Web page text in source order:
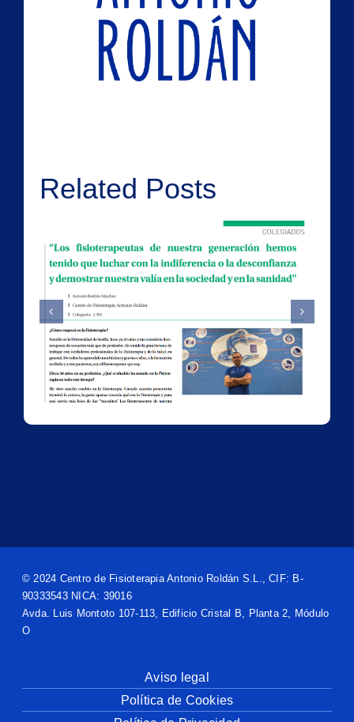
Related Posts
© 2024 Centro de Fisioterapia Antonio Roldán S.L., CIF: B-
90333543 NICA: 39016
Avda. Luis Montoto 107-113, Edificio Cristal B, Planta 2, Módulo
O
Aviso legal
Política de Cookies